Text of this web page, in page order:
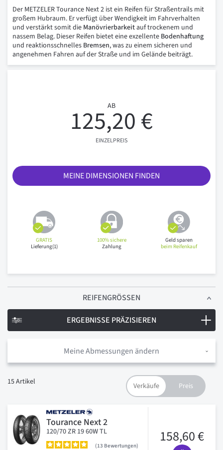
Der METZELER Tourance Next 2 ist ein Reifen für Straßentrails mit
großem Hubraum. Er verfügt über Wendigkeit im Fahrverhalten
und verstärkt somit die Manövrierbarkeitauf trockenem und
nassem Belag. Dieser Reifen bietet eine exzellente Bodenhaftung
und reaktionsschnelles Bremsen, was zu einem sicheren und
angenehmen Fahren auf der Straße und im Gelände beiträgt.
AB
125,20 €
EINZELPREIS
MEINE DIMENSIONEN FINDEN
GRATIS
Lieferung(1)
100% sichere
Zahlung
Geld sparen
beim Reifenkauf
REIFENGRÖSSEN
Meine Abmessungen ändern
15Artikel
Tourance Next 2
120/70 ZR 19 60W TL
13 Bewertungen
158,60 €
ERGEBNISSE PRÄZISIEREN